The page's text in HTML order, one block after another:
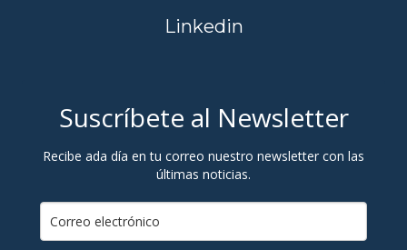
Linkedin
Suscríbete al Newsletter
Recibe ada día en tu correo nuestro newsletter con las
últimas noticias.